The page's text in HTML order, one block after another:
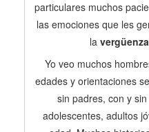
particulares muchos
las emociones que les
la vergüenza
Yo veo muchos
edades y orientaciones
sin padres, con y
adolescentes, adultos